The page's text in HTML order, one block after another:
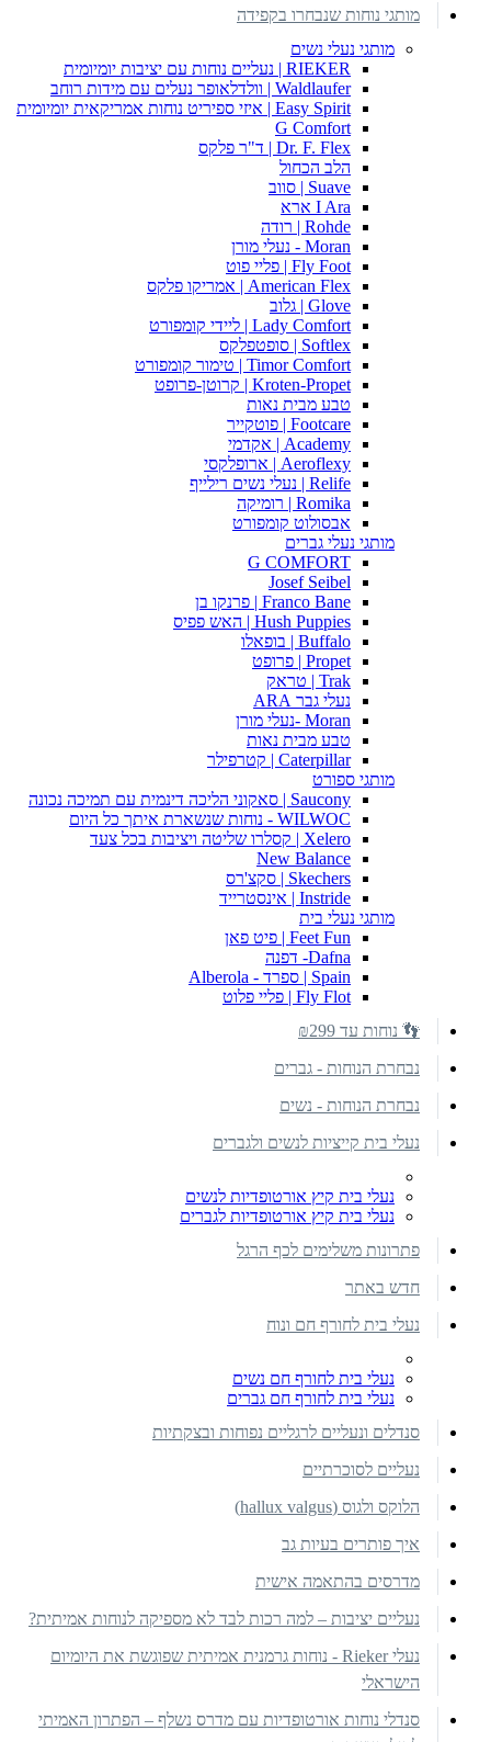
מותגי נוחות שנבחרו בקפידה
מותגי נעלי נשים
RIEKER | נעליים נוחות עם יציבות יומיומית
Waldlaufer | וולדלאופר נעלים עם מידות רוחב
Easy Spirit | איזי ספיריט נוחות אמריקאית יומיומית
G Comfort
Dr. F. Flex | ד"ר פלקס
הלב הכחול
Suave | סווב
I Ara ארא
Rohde | רודה
Moran - נעלי מורן
Fly Foot | פליי פוט
American Flex | אמריקו פלקס
Glove | גלוב
Lady Comfort | ליידי קומפורט
Softlex | סופטפלקס
Timor Comfort | טימור קומפורט
Kroten-Propet | קרוטן-פרופט
טבע מבית נאות
Footcare | פוטקייר
Academy | אקדמי
Aeroflexy | ארופלקסי
Relife | נעלי נשים רילייף
Romika | רומיקה
אבסולוט קומפורט
מותגי נעלי גברים
G COMFORT
Josef Seibel
Franco Bane | פרנקו בן
Hush Puppies | האש פפיס
Buffalo | בופאלו
Propet | פרופט
Trak | טראק
נעלי גבר ARA
Moran -נעלי מורן
טבע מבית נאות
Caterpillar | קטרפילר
מותגי ספורט
Saucony | סאקוני הליכה דינמית עם תמיכה נכונה
WILWOC - נוחות שנשארת איתך כל היום
Xelero | קסלרו שליטה ויציבות בכל צעד
New Balance
Skechers | סקצ'רס
Instride | אינסטרייד
מותגי נעלי בית
Feet Fun | פיט פאן
Dafna- דפנה
Spain | ספרד - Alberola
Fly Flot | פליי פלוט
👣 נוחות עד ₪299
נבחרת הנוחות - גברים
נבחרת הנוחות - נשים
נעלי בית קייציות לנשים ולגברים
נעלי בית קיץ אורטופדיות לנשים
נעלי בית קיץ אורטופדיות לגברים
פתרונות משלימים לכף הרגל
חדש באתר
נעלי בית לחורף חם ונוח
נעלי בית לחורף חם נשים
נעלי בית לחורף חם גברים
סנדלים ונעליים לרגליים נפוחות ובצקתיות
נעליים לסוכרתיים
הלוקס ולגוס (hallux valgus)
איך פותרים בעיות גב
מדרסים בהתאמה אישית
נעליים יציבות – למה רכות לבד לא מספיקה לנוחות אמיתית?
נעלי Rieker - נוחות גרמנית אמיתית שפוגשת את היומיום
הישראלי
סנדלי נוחות אורטופדיות עם מדרס נשלף – הפתרון האמיתי